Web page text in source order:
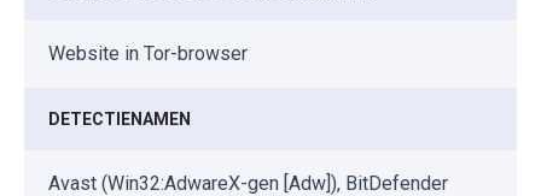
Website in Tor-browser
DETECTIENAMEN
Avast (Win32:AdwareX-gen [Adw]), BitDefender